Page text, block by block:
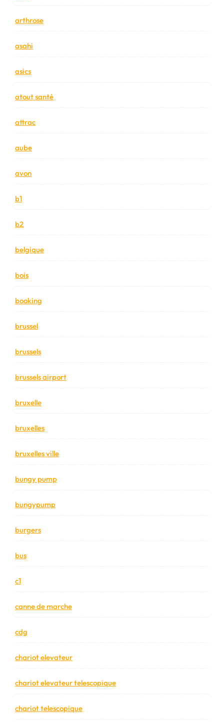
arthrose
asahi
asics
atout santé
attrac
aube
avon
b1
b2
belgique
bois
booking
brussel
brussels
brussels airport
bruxelle
bruxelles
bruxelles ville
bungy pump
bungypump
burgers
bus
c1
canne de marche
cdg
chariot elevateur
chariot elevateur telescopique
chariot telescopique